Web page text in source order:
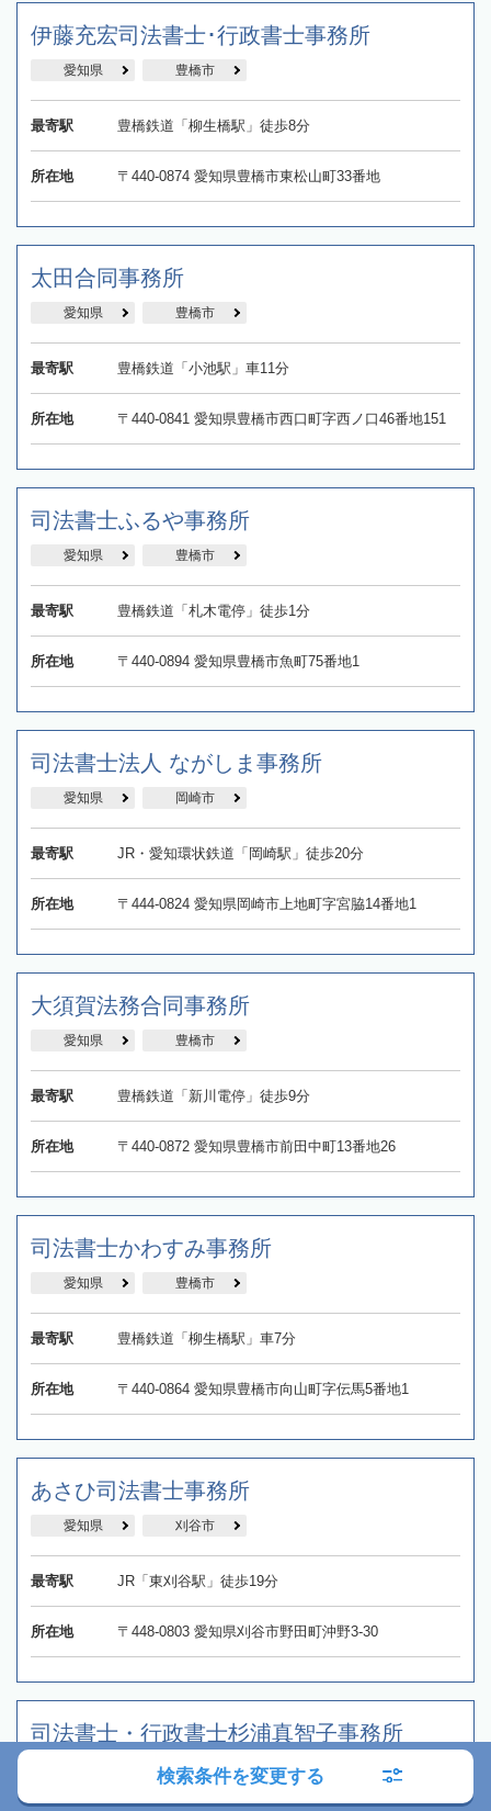
伊藤充宏司法書士･行政書士事務所
愛知県 豊橋市
最寄駅 豊橋鉄道「柳生橋駅」徒歩8分
所在地 〒440-0874 愛知県豊橋市東松山町33番地
太田合同事務所
愛知県 豊橋市
最寄駅 豊橋鉄道「小池駅」車11分
所在地 〒440-0841 愛知県豊橋市西口町字西ノ口46番地151
司法書士ふるや事務所
愛知県 豊橋市
最寄駅 豊橋鉄道「札木電停」徒歩1分
所在地 〒440-0894 愛知県豊橋市魚町75番地1
司法書士法人 ながしま事務所
愛知県 岡崎市
最寄駅 JR・愛知環状鉄道「岡崎駅」徒歩20分
所在地 〒444-0824 愛知県岡崎市上地町字宮脇14番地1
大須賀法務合同事務所
愛知県 豊橋市
最寄駅 豊橋鉄道「新川電停」徒歩9分
所在地 〒440-0872 愛知県豊橋市前田中町13番地26
司法書士かわすみ事務所
愛知県 豊橋市
最寄駅 豊橋鉄道「柳生橋駅」車7分
所在地 〒440-0864 愛知県豊橋市向山町字伝馬5番地1
あさひ司法書士事務所
愛知県 刈谷市
最寄駅 JR「東刈谷駅」徒歩19分
所在地 〒448-0803 愛知県刈谷市野田町沖野3-30
司法書士・行政書士杉浦真智子事務所
安城市
検索条件を変更する